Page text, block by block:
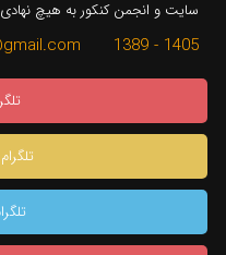
دسته بندی جستجو نظرات
سایت و انجمن کنکور به هیچ
1405 - 1389 konkur.in@gmail.com